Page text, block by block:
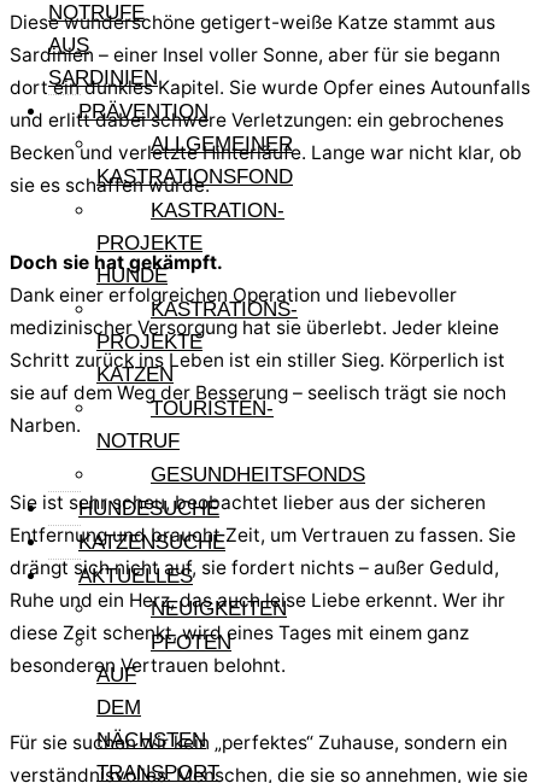
NOTRUFE
AUS
SARDINIEN
PRÄVENTION
ALLGEMEINER
KASTRATIONSFOND
KASTRATION-
PROJEKTE
HUNDE
KASTRATIONS-
PROJEKTE
KATZEN
TOURISTEN-
NOTRUF
GESUNDHEITSFONDS
HUNDESUCHE
KATZENSUCHE
AKTUELLES
NEUIGKEITEN
PFOTEN
AUF
DEM
NÄCHSTEN
TRANSPORT
Diese wunderschöne getigert-weiße Katze stammt aus
Sardinien – einer Insel voller Sonne, aber für sie begann
dort ein dunkles Kapitel. Sie wurde Opfer eines Autounfalls
und erlitt dabei schwere Verletzungen: ein gebrochenes
Becken und verletzte Hinterläufe. Lange war nicht klar, ob
sie es schaffen würde.
Doch sie hat gekämpft.
Dank einer erfolgreichen Operation und liebevoller
medizinischer Versorgung hat sie überlebt. Jeder kleine
Schritt zurück ins Leben ist ein stiller Sieg. Körperlich ist
sie auf dem Weg der Besserung – seelisch trägt sie noch
Narben.
Sie ist sehr scheu, beobachtet lieber aus der sicheren
Entfernung und braucht Zeit, um Vertrauen zu fassen. Sie
drängt sich nicht auf, sie fordert nichts – außer Geduld,
Ruhe und ein Herz, das auch leise Liebe erkennt. Wer ihr
diese Zeit schenkt, wird eines Tages mit einem ganz
besonderen Vertrauen belohnt.
Für sie suchen wir kein „perfektes“ Zuhause, sondern ein
verständnisvolles. Menschen, die sie so annehmen, wie sie